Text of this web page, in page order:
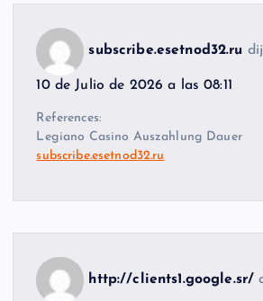
subscribe.esetnod32.ru
10 de Julio de 2026 a las 08:11
References:
Legiano Casino Auszahlung Dauer
subscribe.esetnod32.ru
http://clients1.google.sr/